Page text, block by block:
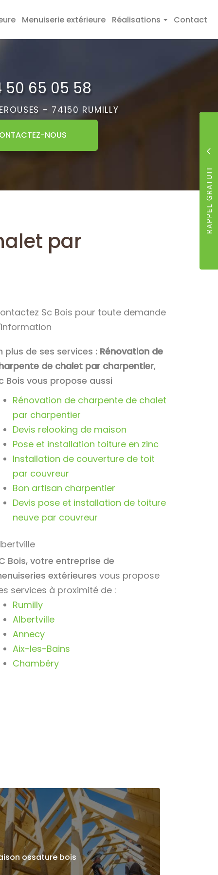
Menuiserie extérieure Réalisations Contact
50 65 05 58
- 74150 RUMILLY
NOUS
par
Sc Bois pour toute demande
plus de ses services : Rénovation de
de chalet par charpentier,
Bois vous propose aussi
Rénovation de charpente de chalet
par charpentier
Devis relooking de maison
Pose et installation toiture en zinc
Installation de couverture de toit
par couvreur
Bon artisan charpentier
Devis pose et installation de toiture
neuve par couvreur
Bois, votre entreprise de
extérieures vous propose
services à proximité de :
Rumilly
Albertville
Annecy
Aix-les-Bains
Chambéry
ossature bois